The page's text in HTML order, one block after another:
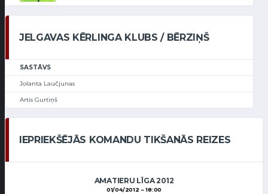
JELGAVAS KĒRLINGA KLUBS / BĒRZIŅŠ
SASTĀVS
Jolanta Laučjunas
Artis Gurtiņš
IEPRIEKŠĒJĀS KOMANDU TIKŠANĀS REIZES
AMATIERU LĪGA 2012
01/04/2012 18:00